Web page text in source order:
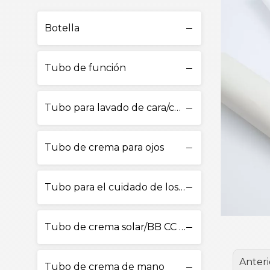
Botella
Tubo de función
Tubo para lavado de cara/cuidado de la piel
Tubo de crema para ojos
Tubo para el cuidado de los labios
Tubo de crema solar/BB CC Cream
Tubo de crema de mano